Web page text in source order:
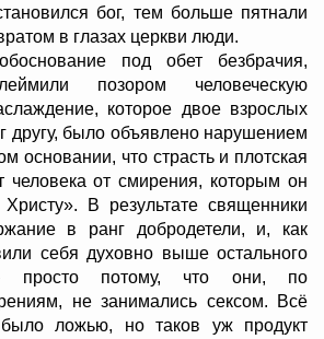
бог, тем больше пятнали
в глазах церкви люди.
под обет безбрачия,
позором человеческую
которое двое взрослых
другу, было объявлено нарушением
основании, что страсть и плотская
человека от смирения, которым он
В результате священники
в ранг добродетели, и, как
себя духовно выше остального
просто потому, что они, по
не занимались сексом. Всё
было ложью, но таков уж продукт